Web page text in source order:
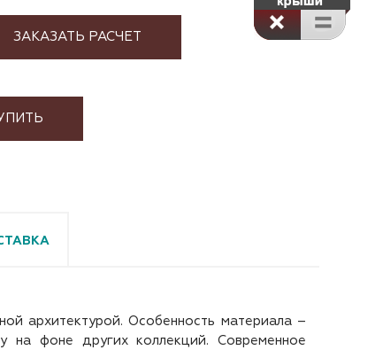
ЗАКАЗАТЬ РАСЧЕТ
архитектурой. Особенность материала –
на фоне других коллекций. Современное